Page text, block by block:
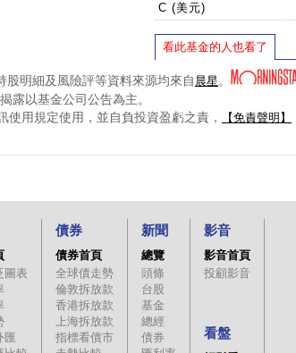
C (美元)
看此基金的人也看了
明細及風險評等資料來源均來自 晨星 。
露以基金公司公告為主。
用規定使用，並自負投資盈虧之責，
【免責聲明】
圖表
匯
債券
債券首頁
全球債走勢
倫敦拆放款
香港拆放款
上海拆放款
指標看債市
新聞
總覽
頭條
台股
基金
總經
債券
影音
影音首頁
投顧影音
看盤